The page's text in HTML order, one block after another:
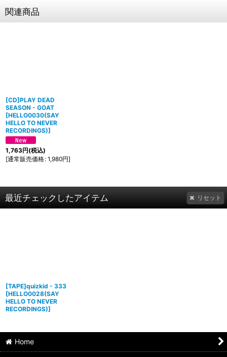
関連商品
[CD]PLAY DEAD
SEASON - GOAT
[HELLO0030(SAY
HELLO TO NEVER
RECORDINGS)]
1,763円(税込)
[通常販売価格: 1,980円]
最近チェックしたアイテム リセット
[TAPE]quizkid - 333
[HELLO0028(SAY
HELLO TO NEVER
RECORDINGS)]
Home